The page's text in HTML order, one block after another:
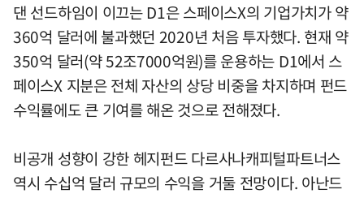
댄 선드하임이 이끄는 D1은 스페이스X의 기업가치가 약
360억 달러에 불과했던 2020년 처음 투자했다. 현재 약
350억 달러(약 52조7000억원)를 운용하는 D1에서 스
페이스X 지분은 전체 자산의 상당 비중을 차지하며 펀드
수익률에도 큰 기여를 해온 것으로 전해졌다.
비공개 성향이 강한 헤지펀드 다르사나캐피털파트너스
역시 수십억 달러 규모의 수익을 거둘 전망이다. 아난드